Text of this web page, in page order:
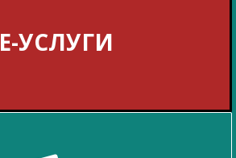
Е-УСЛУГИ